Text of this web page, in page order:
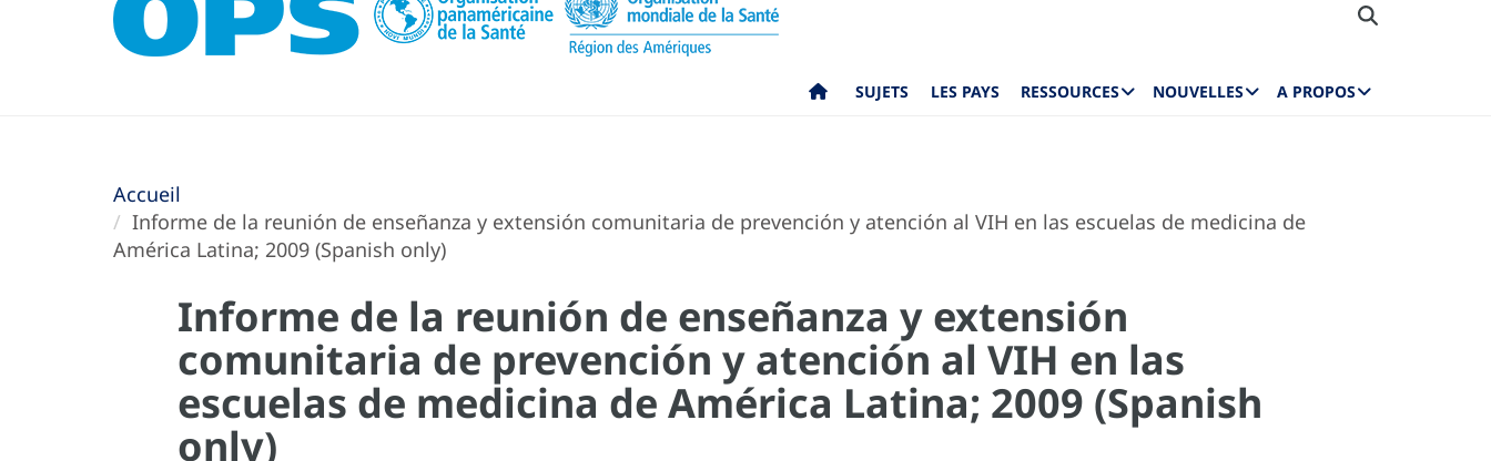
SUJETS LES PAYS RESSOURCES NOUVELLES A PROPOS
Accueil
Informe de la reunión de enseñanza y extensión comunitaria de prevención y atención al VIH en las escuelas de medicina de
América Latina; 2009 (Spanish only)
Informe de la reunión de enseñanza y extensión
comunitaria de prevención y atención al VIH en las
escuelas de medicina de América Latina; 2009 (Spanish
only)